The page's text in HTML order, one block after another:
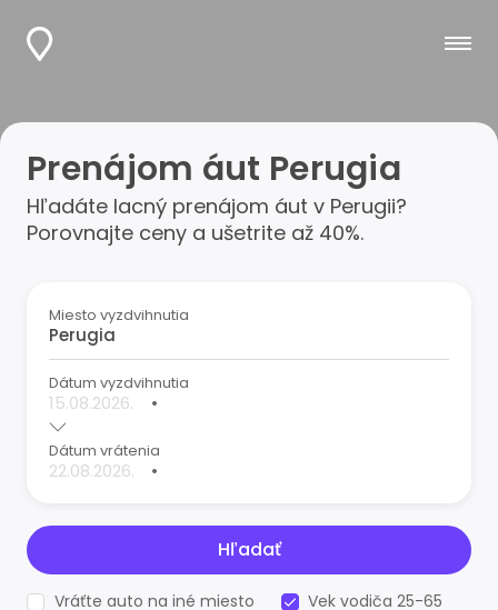
Prenájom áut Perugia
Hľadáte lacný prenájom áut v Perugii?
Porovnajte ceny a ušetrite až 40%.
Miesto vyzdvihnutia
Dátum vyzdvihnutia
•
Dátum vrátenia
•
Hľadať
Vráťte auto na iné miesto Vek vodiča 25-65